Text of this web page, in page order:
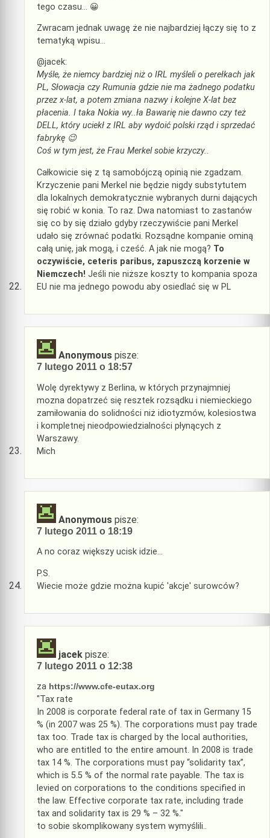
tego czasu… 😀
Zwracam jednak uwagę że nie najbardziej łączy się to z
tematyką wpisu…
@jacek:
Myśle, że niemcy bardziej niż o IRL myśleli o perełkach jak
PL, Słowacja czy Rumunia gdzie nie ma żadnego podatku
przez x-lat, a potem zmiana nazwy i kolejne X-lat bez
płacenia. I taka Nokia wy..ła Bawarię nie dawno czy też
DELL, który uciekł z IRL aby wydoić polski rząd i sprzedać
fabrykę 😉
Coś w tym jest, że Frau Merkel sobie krzyczy..
Całkowicie się z tą samobójczą opinią nie zgadzam.
Krzyczenie pani Merkel nie będzie nigdy substytutem
dla lokalnych demokratycznie wybranych durni dających
się robić w konia. To raz. Dwa natomiast to zastanów
się co by się działo gdyby rzeczywiście pani Merkel
udało się zrównać podatki. Rozsądne kompanie ominą
całą unię, jak mogą, i cześć. A jak nie mogą? To
oczywiście, ceteris paribus, zapuszczą korzenie w
Niemczech! Jeśli nie niższe koszty to kompania spoza
EU nie ma jednego powodu aby osiedlać się w PL
Anonymous pisze:
7 lutego 2011 o 18:57
Wolę dyrektywy z Berlina, w których przynajmniej
mozna dopatrzeć się resztek rozsądku i niemieckiego
zamiłowania do solidności niż idiotyzmów, kolesiostwa
i kompletnej nieodpowiedzialności płynących z
Warszawy.
Mich
Anonymous pisze:
7 lutego 2011 o 18:19
A no coraz większy ucisk idzie…
P.S.
Wiecie może gdzie można kupić 'akcje' surowców?
jacek pisze:
7 lutego 2011 o 12:38
za https://www.cfe-eutax.org
"Tax rate
In 2008 is corporate federal rate of tax in Germany 15
% (in 2007 was 25 %). The corporations must pay trade
tax too. Trade tax is charged by the local authorities,
who are entitled to the entire amount. In 2008 is trade
tax 14 %. The corporations must pay “solidarity tax”,
which is 5.5 % of the normal rate payable. The tax is
levied on corporations to the conditions specified in
the law. Effective corporate tax rate, including trade
tax and solidarity tax is 29 % – 32 %."
to sobie skomplikowany system wymyślili..